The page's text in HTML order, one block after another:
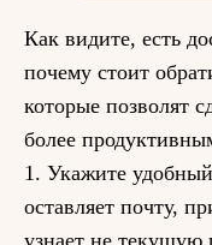
Как видите, есть
почему стоит
которые позволят
более
1. Укажите
оставляет почту,
узнает не текущую